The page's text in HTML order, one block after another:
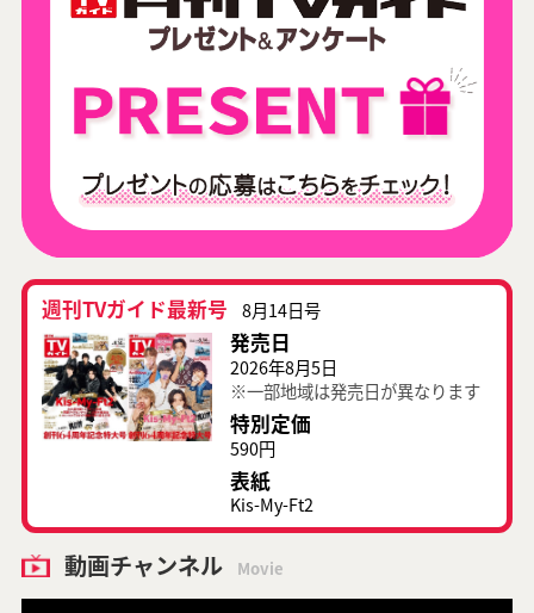
週刊TVガイド最新号 8月14日号
発売日
2026年8月5日
※一部地域は発売日が異なります
特別定価
590円
表紙
Kis-My-Ft2
動画チャンネル Movie